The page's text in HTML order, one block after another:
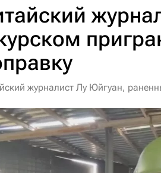
журналист Лу Юйгуан,